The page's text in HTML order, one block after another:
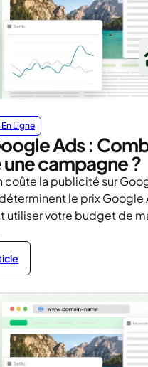
Ligne
Ads :
campagne ?
coûte la publicité sur
le prix Google
utiliser votre budget de